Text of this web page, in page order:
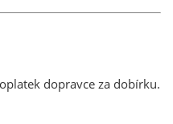
dopravce za dobírku.